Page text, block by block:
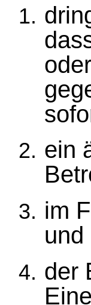
ein
im
und
der